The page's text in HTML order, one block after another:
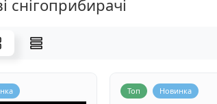
снігоприбирачі
Топ Новинка